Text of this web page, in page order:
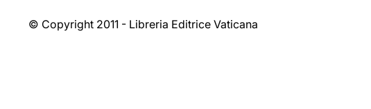
© Copyright 2011 - Libreria Editrice Vaticana